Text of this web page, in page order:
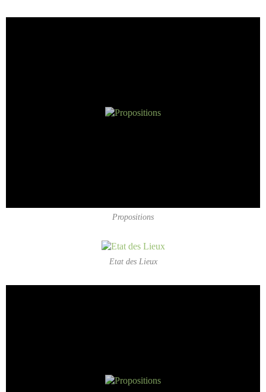
Propositions
Etat des Lieux